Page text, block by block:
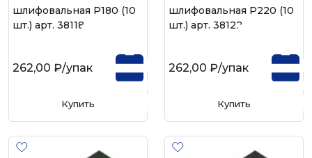
шлифовальная Р180 (10
шт.) арт. 38118
262,00 ₽/упак
Купить
шлифовальная Р220 (10
шт.) арт. 38122
262,00 ₽/упак
Купить